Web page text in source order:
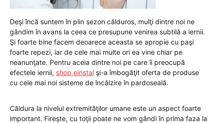
Deşi încă suntem în plin sezon călduros, mulţi dintre noi ne
gândim în avans la ceea ce presupune venirea subtilă a iernii.
Şi foarte bine facem deoarece aceasta se apropie cu paşi
foarte repezi, iar de cele mai multe ori ea vine chiar pe
neanunţate. Pentru aceia dintre noi pe care îi preocupă
efectele iernii, shop einstal şi-a îmbogăţit oferta de produse
cu cele mai noi sisteme de încălzire în pardoseală.
Căldura la nivelul extremităţilor umane este un aspect foarte
important. Fireşte, cu toţii poate ne vom gândi în prima faza la